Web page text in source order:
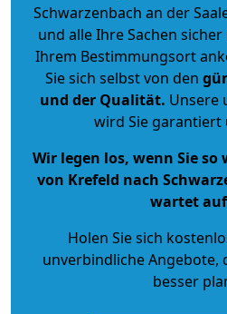
Schwarzenbach an der
und alle Ihre Sachen
Ihrem Bestimmungsort
Sie sich selbst von den
und der Qualität. Unsere
wird Sie garantiert
Wir legen los, wenn Sie
von Krefeld nach
wartet auf
Holen Sie sich
unverbindliche Angebote,
besser